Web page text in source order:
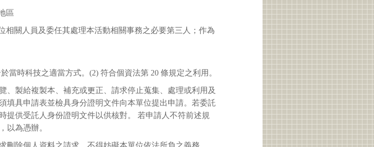
區
相關人員及委任其處理本活動相關事務之必要第三人；作為
當時科技之適當方式。(2) 符合個資法第 20 條規定之利用。
、製給複製本、補充或更正、請求停止蒐集、處理或利用及
填具申請表並檢具身分證明文件向本單位提出申請。若委託
提供受託人身份證明文件以供核對。 若申請人不符前述規
以為憑辦。
刪除個人資料之請求，不得妨礙本單位依法所負之義務。